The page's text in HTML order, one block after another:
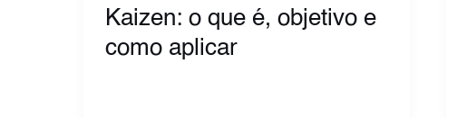
Kaizen: o que é, objetivo e
como aplicar